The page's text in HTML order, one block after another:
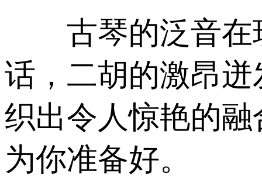
古琴的泛音在
话，二胡的激昂
织出令人惊艳的
为你准备好。